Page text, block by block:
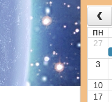
пн
27
3
10
17